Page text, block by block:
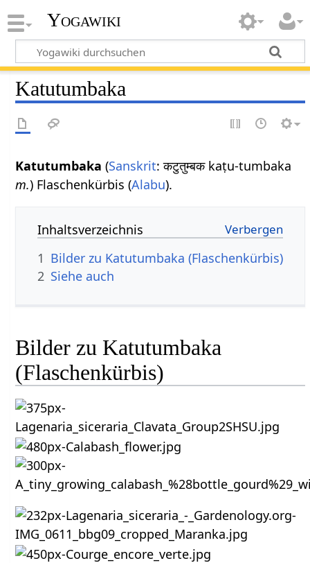
Yogawiki
Katutumbaka
Katutumbaka (Sanskrit: कटुतुम्बक kaṭu-tumbaka
m.) Flaschenkürbis (Alabu).
Inhaltsverzeichnis
1 Bilder zu Katutumbaka (Flaschenkürbis)
2 Siehe auch
Bilder zu Katutumbaka
(Flaschenkürbis)